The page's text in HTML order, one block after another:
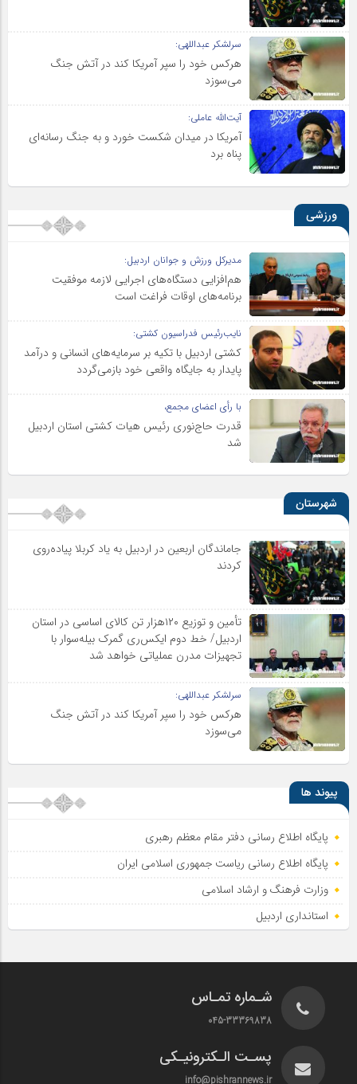
سرلشکر عبداللهی:
هرکس خود را سپر آمریکا کند در آتش جنگ
می‌سوزد
آیت‌الله عاملی:
آمریکا در میدان شکست خورد و به جنگ رسانه‌ای
پناه برد
ورزشی
مدیرکل ورزش و جوانان اردبیل:
هم‌افزایی دستگاه‌های اجرایی لازمه موفقیت
برنامه‌های اوقات فراغت است
نایب‌رئیس فدراسیون کشتی:
کشتی اردبیل با تکیه بر سرمایه‌های انسانی و درآمد
پایدار به جایگاه واقعی خود بازمی‌گردد
با رأی اعضای مجمع،
قدرت حاج‌نوری رئیس هیات کشتی استان اردبیل
شد
شهرستان
جاماندگان اربعین در اردبیل به یاد کربلا پیاده‌روی
کردند
تأمین و توزیع ۱۲۰هزار تن کالای اساسی در استان
اردبیل/ خط دوم ایکس‌ری گمرک بیله‌سوار با
تجهیزات مدرن عملیاتی خواهد شد
سرلشکر عبداللهی:
هرکس خود را سپر آمریکا کند در آتش جنگ
می‌سوزد
پیوند ها
پایگاه اطلاع رسانی دفتر مقام معظم رهبری
پایگاه اطلاع‌ رسانی ریاست‌ جمهوری اسلامی ایران
وزارت فرهنگ و ارشاد اسلامی
استانداری اردبیل
شـماره تمـاس
045-33369838
پسـت الـکترونیـکی
info@pishrannews.ir